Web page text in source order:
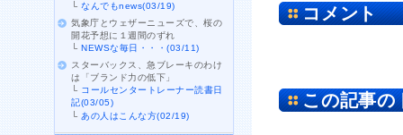
コメント
この記事の
└なんでもnews(03/19)
気象庁とウェザーニューズで、桜の
開花予想に１週間のずれ
└NEWSな毎日・・・(03/11)
スターバックス、急ブレーキのわけ
は「ブランド力の低下」
└ コールセンタートレーナー読書日
記(03/05)
└ あの人はこんな方(02/19)